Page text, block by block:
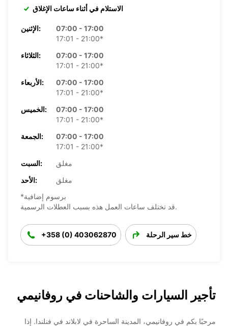
الاستلام في أثناء ساعات الإغلاق
الإثنين:
07:00 - 17:00
17:01 - 21:00*
الثلاثاء:
07:00 - 17:00
17:01 - 21:00*
الأربعاء:
07:00 - 17:00
17:01 - 21:00*
الخميس:
07:00 - 17:00
17:01 - 21:00*
الجمعة:
07:00 - 17:00
17:01 - 21:00*
السبت:
مغلق
الأحد:
مغلق
*برسوم إضافية
قد تختلف ساعات العمل هذه بسبب العطلات الرسمية.
+358 (0) 403062870 خط سير الرحلة
تأجير السيارات والشاحنات في روفانيمي
مرحبًا بكم في روفانيمي، المدينة الساحرة في لابلاند في فنلندا. إذا